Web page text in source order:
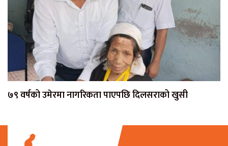
७९ वर्षको उमेरमा नागरिकता पाएपछि दिलसराको खुसी